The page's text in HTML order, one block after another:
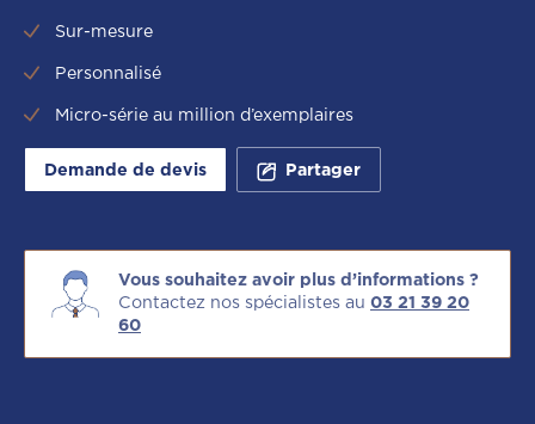
Sur-mesure
Personnalisé
Micro-série au million d’exemplaires
Demande de devis Partager
Vous souhaitez avoir plus d’informations ?
Contactez nos spécialistes au 03 21 39 20
60